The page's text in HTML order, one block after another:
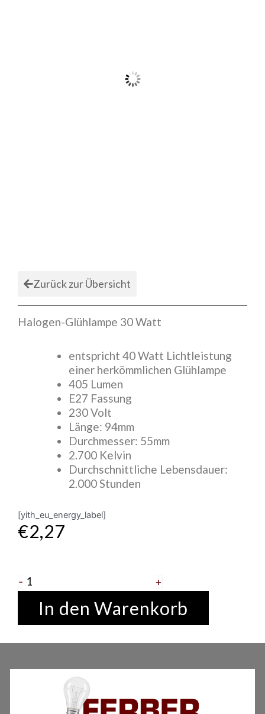
Zurück zur Übersicht
Halogen-Glühlampe 30 Watt
entspricht 40 Watt Lichtleistung
einer herkömmlichen Glühlampe
405 Lumen
E27 Fassung
230 Volt
Länge: 94mm
Durchmesser: 55mm
2.700 Kelvin
Durchschnittliche Lebensdauer:
2.000 Stunden
[yith_eu_energy_label]
€2,27
- Halogen-
Glühlampe
+
In den Warenkorb